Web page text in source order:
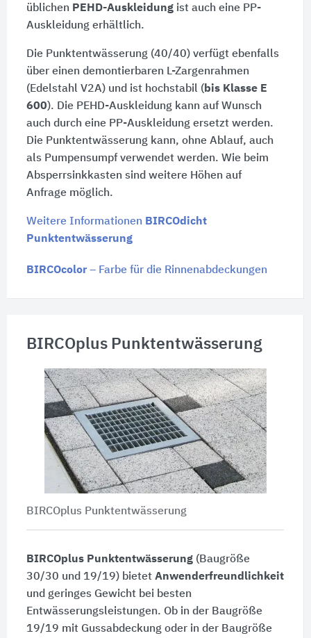
üblichen PEHD-Auskleidungist auch eine PP-
Auskleidung erhältlich.
Die Punktentwässerung (40/40) verfügt ebenfalls
über einen demontierbaren L-Zargenrahmen
(Edelstahl V2A) und ist hochstabil ( bis Klasse E
600). Die PEHD-Auskleidung kann auf Wunsch
auch durch eine PP-Auskleidung ersetzt werden.
Die Punktentwässerung kann, ohne Ablauf, auch
als Pumpensumpf verwendet werden. Wie beim
Absperrsinkkasten sind weitere Höhen auf
Anfrage möglich.
Weitere Informationen BIRCOdicht
Punktentwässerung
BIRCOcolor– Farbe für die Rinnenabdeckungen
BIRCOplus Punktentwässerung
BIRCOplus Punktentwässerung
BIRCOplus Punktentwässerung(Baugröße
30/30 und 19/19) bietet Anwenderfreundlichkeit
und geringes Gewicht bei besten
Entwässerungsleistungen. Ob in der Baugröße
19/19 mit Gussabdeckung oder in der Baugröße